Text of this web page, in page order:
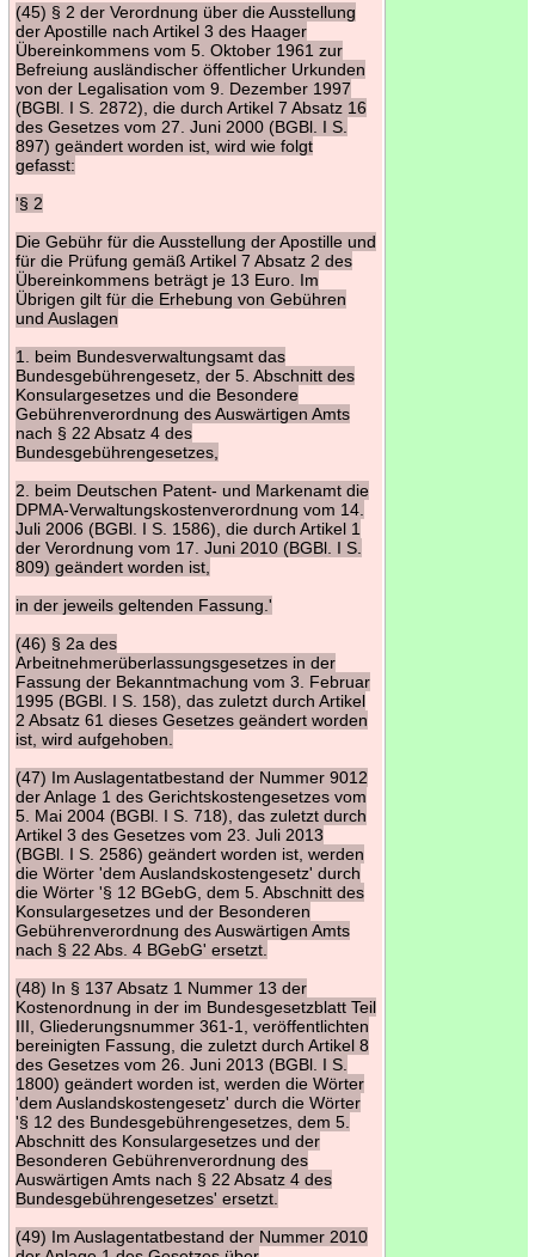
(45) § 2 der Verordnung über die Ausstellung
der Apostille nach Artikel 3 des Haager
Übereinkommens vom 5. Oktober 1961 zur
Befreiung ausländischer öffentlicher Urkunden
von der Legalisation vom 9. Dezember 1997
(BGBl. I S. 2872), die durch Artikel 7 Absatz 16
des Gesetzes vom 27. Juni 2000 (BGBl. I S.
897) geändert worden ist, wird wie folgt
gefasst:
'§ 2
Die Gebühr für die Ausstellung der Apostille und
für die Prüfung gemäß Artikel 7 Absatz 2 des
Übereinkommens beträgt je 13 Euro. Im
Übrigen gilt für die Erhebung von Gebühren
und Auslagen
1. beim Bundesverwaltungsamt das
Bundesgebührengesetz, der 5. Abschnitt des
Konsulargesetzes und die Besondere
Gebührenverordnung des Auswärtigen Amts
nach § 22 Absatz 4 des
Bundesgebührengesetzes,
2. beim Deutschen Patent- und Markenamt die
DPMA-Verwaltungskostenverordnung vom 14.
Juli 2006 (BGBl. I S. 1586), die durch Artikel 1
der Verordnung vom 17. Juni 2010 (BGBl. I S.
809) geändert worden ist,
in der jeweils geltenden Fassung.'
(46) § 2a des
Arbeitnehmerüberlassungsgesetzes in der
Fassung der Bekanntmachung vom 3. Februar
1995 (BGBl. I S. 158), das zuletzt durch Artikel
2 Absatz 61 dieses Gesetzes geändert worden
ist, wird aufgehoben.
(47) Im Auslagentatbestand der Nummer 9012
der Anlage 1 des Gerichtskostengesetzes vom
5. Mai 2004 (BGBl. I S. 718), das zuletzt durch
Artikel 3 des Gesetzes vom 23. Juli 2013
(BGBl. I S. 2586) geändert worden ist, werden
die Wörter 'dem Auslandskostengesetz' durch
die Wörter '§ 12 BGebG, dem 5. Abschnitt des
Konsulargesetzes und der Besonderen
Gebührenverordnung des Auswärtigen Amts
nach § 22 Abs. 4 BGebG' ersetzt.
(48) In § 137 Absatz 1 Nummer 13 der
Kostenordnung in der im Bundesgesetzblatt Teil
III, Gliederungsnummer 361-1, veröffentlichten
bereinigten Fassung, die zuletzt durch Artikel 8
des Gesetzes vom 26. Juni 2013 (BGBl. I S.
1800) geändert worden ist, werden die Wörter
'dem Auslandskostengesetz' durch die Wörter
'§ 12 des Bundesgebührengesetzes, dem 5.
Abschnitt des Konsulargesetzes und der
Besonderen Gebührenverordnung des
Auswärtigen Amts nach § 22 Absatz 4 des
Bundesgebührengesetzes' ersetzt.
(49) Im Auslagentatbestand der Nummer 2010